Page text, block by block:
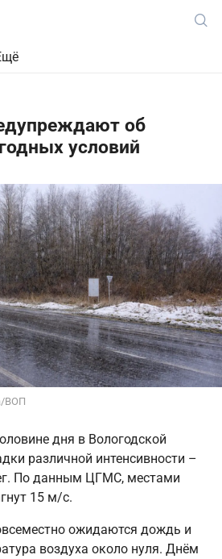
об
условий
ВОП
дня в Вологодской
различной интенсивности –
По данным ЦГМС, местами
15 м/с.
ожидаются дождь и
воздуха около нуля. Днём